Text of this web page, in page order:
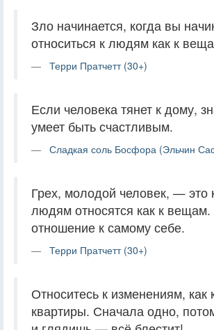
Зло начинается, когда вы
относиться к людям как к
Терри Пратчетт (30+)
Если человека тянет к дому,
умеет быть счастливым.
Сладкая соль Босфора (Эльчин
Грех, молодой человек, — это
людям относятся как к
отношение к самому себе.
Терри Пратчетт (30+)
Относитесь к изменениям, как
квартиры. Сначала одно,